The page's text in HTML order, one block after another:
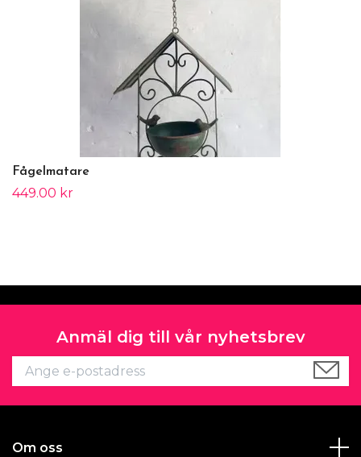
Fågelmatare
449.00 kr
Anmäl dig till vår nyhetsbrev
Om oss